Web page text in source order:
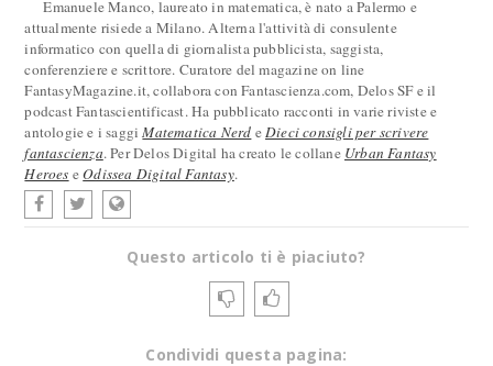
Emanuele Manco, laureato in matematica, è nato a Palermo e
attualmente risiede a Milano. Alterna l'attività di consulente
informatico con quella di giornalista pubblicista, saggista,
conferenziere e scrittore. Curatore del magazine on line
FantasyMagazine.it, collabora con Fantascienza.com, Delos SF e il
podcast Fantascientificast. Ha pubblicato racconti in varie riviste e
antologie e i saggiMatematica Nerd eDieci consigli per scrivere
fantascienza. Per Delos Digital ha creato le collane Urban Fantasy
Heroes eOdissea Digital Fantasy.
Questo articolo ti è piaciuto?
Condividi questa pagina: